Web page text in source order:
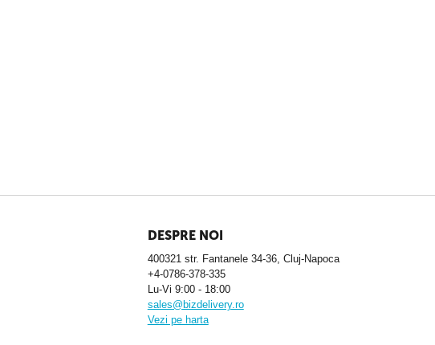
DESPRE NOI
400321 str. Fantanele 34-36, Cluj-Napoca
+4-0786-378-335
Lu-Vi 9:00 - 18:00
sales@bizdelivery.ro
Vezi pe harta